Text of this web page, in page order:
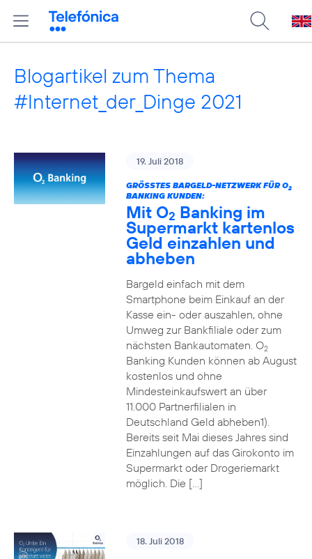
Blogartikel zum Thema
#Internet_der_Dinge 2021
19. Juli 2018
GRÖSSTES BARGELD-NETZWERK FÜR O 2
BANKING KUNDEN:
Mit O2 Banking im
Supermarkt kartenlos
Geld einzahlen und
abheben
Bargeld einfach mit dem
Smartphone beim Einkauf an der
Kasse ein- oder auszahlen, ohne
Umweg zur Bankfiliale oder zum
nächsten Bankautomaten. O2
Banking Kunden können ab August
kostenlos und ohne
Mindesteinkaufswert an über
11.000 Partnerfilialen in
Deutschland Geld abheben1).
Bereits seit Mai dieses Jahres sind
Einzahlungen auf das Girokonto im
Supermarkt oder Drogeriemarkt
möglich. Die […]
18. Juli 2018